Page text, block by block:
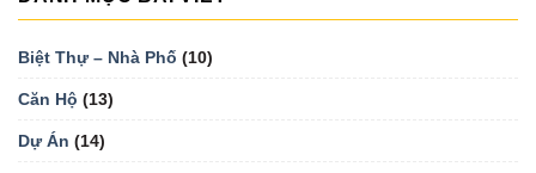
Biệt Thự – Nhà Phố (10)
Căn Hộ (13)
Dự Án (14)